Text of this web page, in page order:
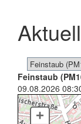
Feinstaub
09.08.2026
+